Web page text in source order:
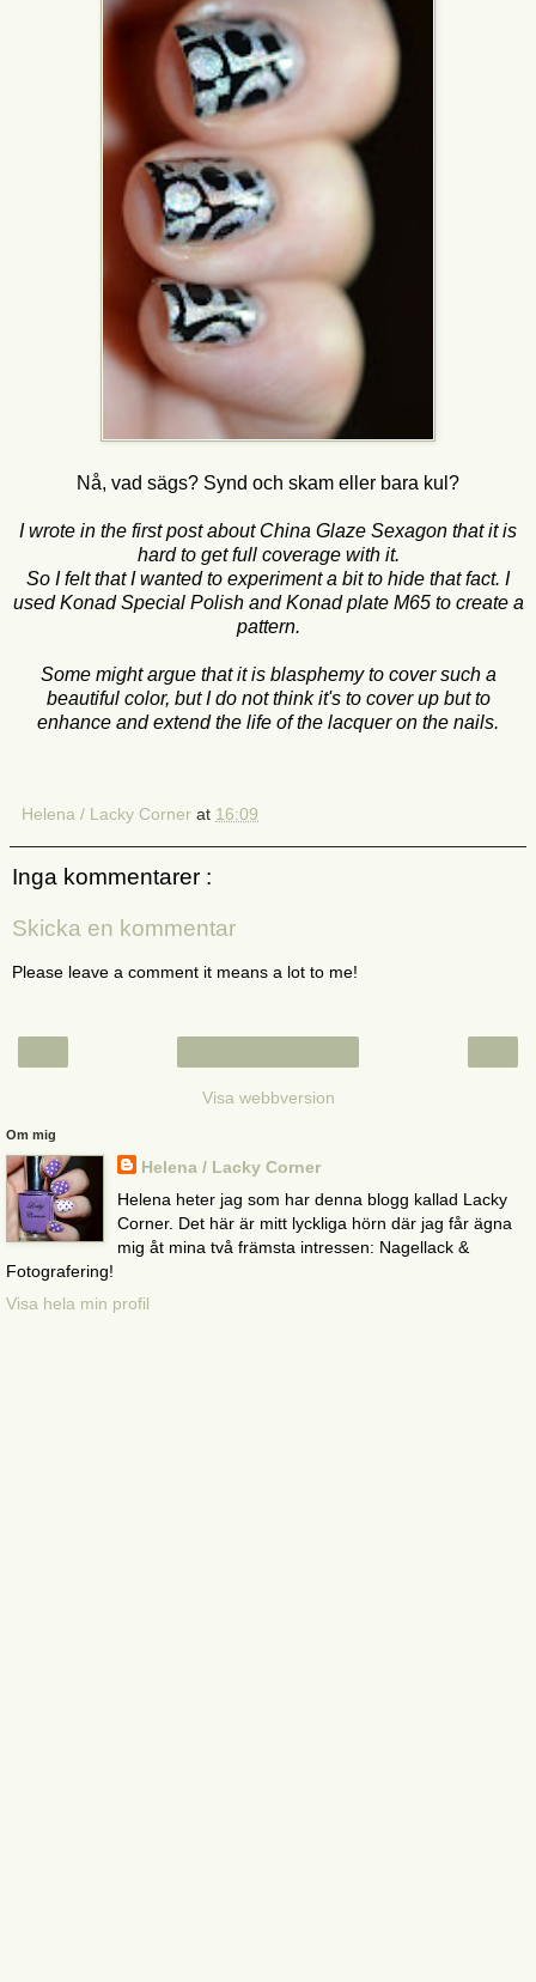
Nå, vad sägs? Synd och skam eller bara kul?
I wrote in the first postabout China Glaze Sexagon that it is
hard to get full coverage with it.
So I felt that I wanted to experiment a bit to hide that fact. I
used Konad Special Polish and Konad plate M65 to create a
pattern.
Some might argue that it is blasphemy to cover such a
beautiful color, but I do not think it's to cover up but to
enhance and extend the life of the lacquer on the nails.
Helena / Lacky Corner at 16:09
Inga kommentarer :
Skicka en kommentar
Please leave a comment it means a lot to me!
Visa webbversion
Om mig
Helena / Lacky Corner
Helena heter jag som har denna blogg kallad Lacky
Corner. Det här är mitt lyckliga hörn där jag får ägna
mig åt mina två främsta intressen: Nagellack &
Fotografering!
Visa hela min profil